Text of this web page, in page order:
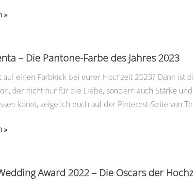
»
– Die Pantone-Farbe des Jahres 2023
auf einen Farbkick bei eurer Hochzeit 2023? Dann ist
der nicht nur für die Liebe, sondern auch Stärke
könnt, zeige ich euch auf der Pinterest-Seite von
»
Award 2022 – Die Oscars der